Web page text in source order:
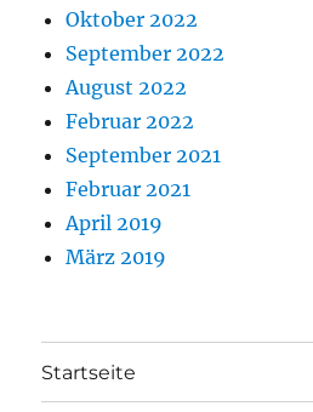
Oktober 2022
September 2022
August 2022
Februar 2022
September 2021
Februar 2021
April 2019
März 2019
Startseite